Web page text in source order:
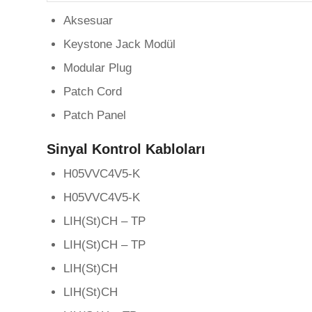
Aksesuar
Keystone Jack Modül
Modular Plug
Patch Cord
Patch Panel
Sinyal Kontrol Kabloları
H05VVC4V5-K
H05VVC4V5-K
LIH(St)CH – TP
LIH(St)CH – TP
LIH(St)CH
LIH(St)CH